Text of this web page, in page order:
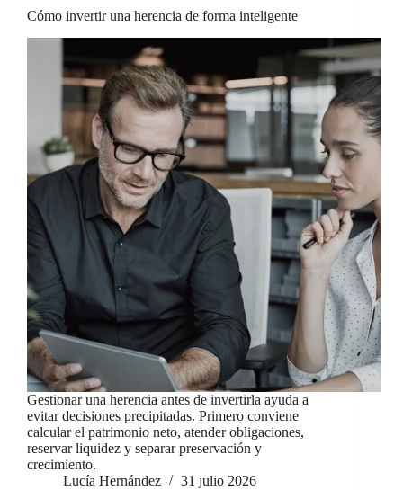
Cómo invertir una herencia de forma inteligente
Gestionar una herencia antes de invertirla ayuda a
evitar decisiones precipitadas. Primero conviene
calcular el patrimonio neto, atender obligaciones,
reservar liquidez y separar preservación y
crecimiento.
Lucía Hernández
31 julio 2026